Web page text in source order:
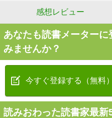
感想レビュー
あなたも読書メーター
みませんか？
今すぐ登録する（無料）
読みおわった読書家最新